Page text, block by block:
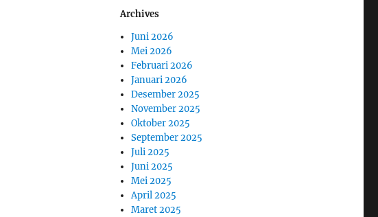
Archives
Juni 2026
Mei 2026
Februari 2026
Januari 2026
Desember 2025
November 2025
Oktober 2025
September 2025
Juli 2025
Juni 2025
Mei 2025
April 2025
Maret 2025